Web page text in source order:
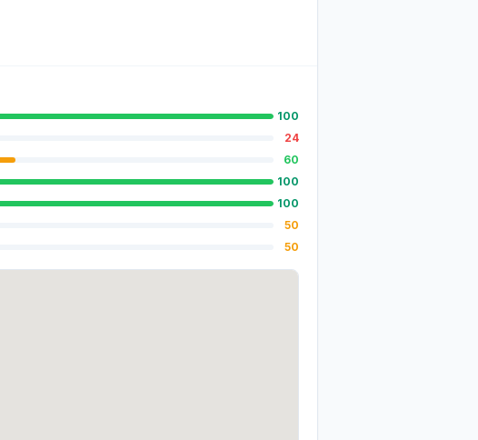
100
24
60
100
100
50
50